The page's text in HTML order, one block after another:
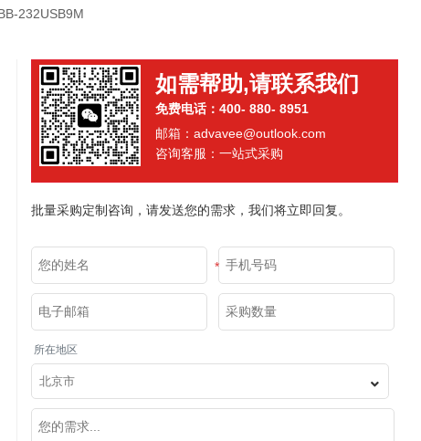
232USB9M
如需帮助,请联系我们
免费电话：400- 880- 8951
邮箱：advavee@outlook.com
咨询客服：一站式采购
批量采购定制咨询，请发送您的需求，我们将立即回复。
*
所在地区